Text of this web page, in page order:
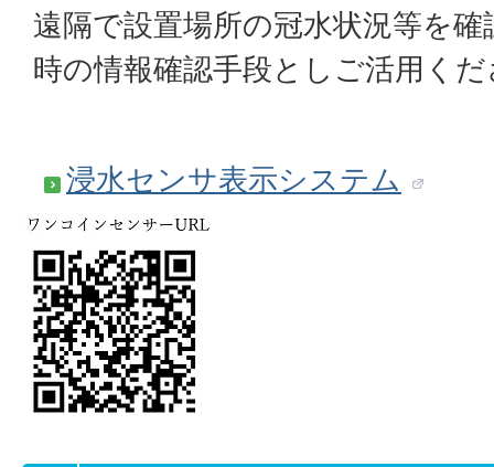
遠隔で設置場所の冠水状況等を
時の情報確認手段としご活用く
浸水センサ表示システム